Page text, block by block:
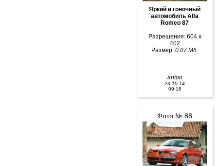
Яркий и гоночный
автомобиль Alfa
Romeo 87
Разрешение: 604 x
402
Размер: 0.07 Мб.
anton
23.10.14
09:18
Фото № 88